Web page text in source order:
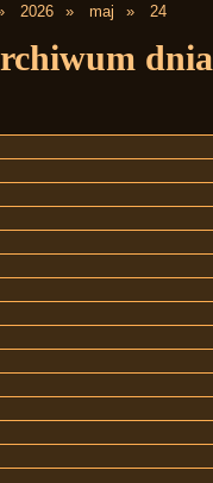
2026 maj 24
dnia